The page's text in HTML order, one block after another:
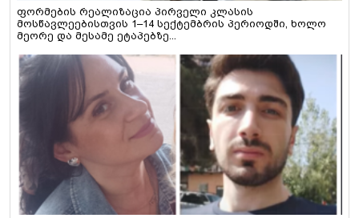
ფორმების რეალიზაცია პირველი კლასის
მოსწავლეებისთვის 1–14 სექტემბრის პერიოდში, ხოლო
მეორე და მესამე ეტაპებზე...